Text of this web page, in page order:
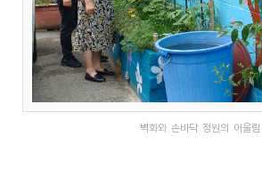
벽화와 손바닥 정원의 어울림